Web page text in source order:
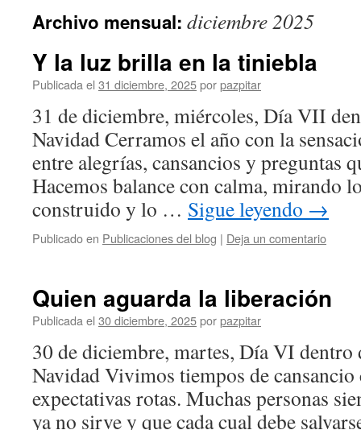
Archivo mensual: diciembre 2025
Y la luz brilla en la tiniebla
Publicada el 31 diciembre, 2025porpazpitar
31 de diciembre, miércoles, Día VII
Navidad Cerramos el año con la
entre alegrías, cansancios y preguntas
Hacemos balance con calma, mirando
construido y lo … Sigue leyendo →
Publicado en Publicaciones del blog | Deja un comentario
Quien aguarda la liberación
Publicada el 30 diciembre, 2025porpazpitar
30 de diciembre, martes, Día VI dentro
Navidad Vivimos tiempos de
expectativas rotas. Muchas personas
ya no sirve y que cada cual debe